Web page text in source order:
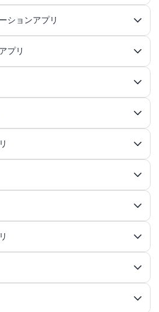
アプリ
アプリ
リ総合
アプリ
アプリ
アプリ
アプリ
レーションゲームアプリ
リ
リ総合
プリ
アプリ
アプリ総合
ングアプリ
アプリ
アプリ
リ
グアプリ
プリ
アプリ総合
ャーアプリ
アプリ
ャーアプリ
総合
ームアプリ
アプリ
プリ
プリ
リ総合
リ
リ
リ
プリ
総合
リ
リ
アプリ
アプリ
プリ
リ
ーアプリ
合
プリ
アプリ
プリ
リ
プリ
プリ
プリ
チングアプリ
リ
合
プリ
リ
イズアプリ
ズアプリ
リ
ションアプリ
アプリ総合
リ
リ
トアプリ
リ
合
リ
合
プリ
合
プリ
プリ
リ
プリ
ングの道を記録アプリ
リ
リ
プリ総合
リ総合